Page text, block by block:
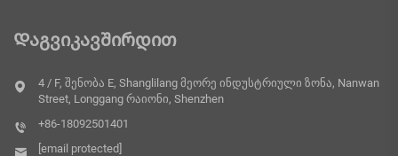
Დაგვიკავშირდით
4 / F, შენობა E, Shanglilang მეორე ინდუსტრიული ზონა, Nanwan
Street, Longgang რაიონი, Shenzhen
+86-18092501401
[email protected]